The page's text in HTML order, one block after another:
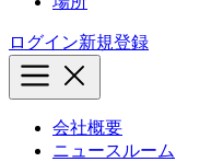
ログイン新規登録
会社概要
ニュースルーム